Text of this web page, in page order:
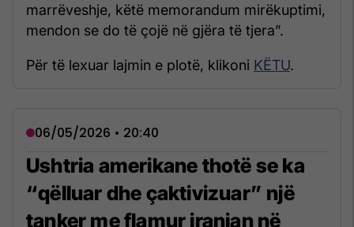
marrëveshje, këtë memorandum mirëkuptimi,
mendon se do të çojë në gjëra të tjera”.
Për të lexuar lajmin e plotë, klikoni KËTU.
06/05/2026 • 20:40
Ushtria amerikane thotë se ka
“qëlluar dhe çaktivizuar” një
tanker me flamur iranian në